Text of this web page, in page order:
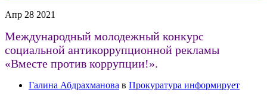
Апр 28 2021
Международный молодежный конкурс
социальной антикоррупционной рекламы
«Вместе против коррупции!».
Галина Абдрахманова в Прокуратура информирует